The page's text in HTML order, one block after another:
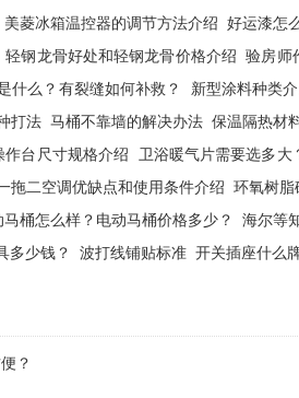
美菱冰箱温控器的调节方法介绍 好运漆怎
轻钢龙骨好处和轻钢龙骨价格介绍 验房师
什么？有裂缝如何补救？ 新型涂料种类
打法 马桶不靠墙的解决办法 保温隔热材
作台尺寸规格介绍 卫浴暖气片需要选多大
拖二空调优缺点和使用条件介绍 环氧树脂
马桶怎么样？电动马桶价格多少？ 海尔等
多少钱？ 波打线铺贴标准 开关插座什么
？